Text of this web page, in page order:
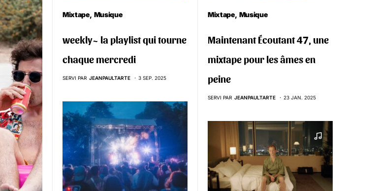
Mixtape Musique
weekly~ la playlist qui tourne
chaque mercredi
SERVI PAR JEANPAULTARTE 3 SEP. 2025
Mixtape Musique
Maintenant Écoutant 47, une
mixtape pour les âmes en
peine
SERVI PAR JEANPAULTARTE 23 JAN. 2025